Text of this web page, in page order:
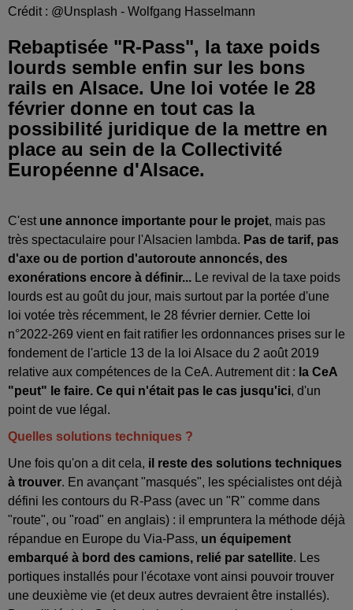
Crédit : @Unsplash - Wolfgang Hasselmann
Rebaptisée "R-Pass", la taxe poids
lourds semble enfin sur les bons
rails en Alsace. Une loi votée le 28
février donne en tout cas la
possibilité juridique de la mettre en
place au sein de la Collectivité
Européenne d'Alsace.
C'est une annonce importante pour le projet, mais pas
très spectaculaire pour l'Alsacien lambda. Pas de tarif, pas
d'axe ou de portion d'autoroute annoncés, des
exonérations encore à définir... Le revival de la taxe poids
lourds est au goût du jour, mais surtout par la portée d'une
loi votée très récemment, le 28 février dernier. Cette loi
n°2022-269 vient en fait ratifier les ordonnances prises sur le
fondement de l'article 13 de la loi Alsace du 2 août 2019
relative aux compétences de la CeA. Autrement dit : la CeA
"peut" le faire. Ce qui n'était pas le cas jusqu'ici, d'un
point de vue légal.
Quelles solutions techniques ?
Une fois qu'on a dit cela, il reste des solutions techniques
à trouver. En avançant "masqués", les spécialistes ont déjà
défini les contours du R-Pass (avec un "R" comme dans
"route", ou "road" en anglais) : il empruntera la méthode déjà
répandue en Europe du Via-Pass, un équipement
embarqué à bord des camions, relié par satellite. Les
portiques installés pour l'écotaxe vont ainsi pouvoir trouver
une deuxième vie (et deux autres devraient être installés).